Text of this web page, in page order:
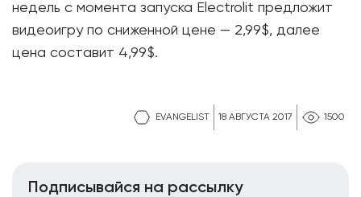
EVANGELIST 18 АВГУСТА 2017 1500
недель с момента запуска Electrolit предложит
видеоигру по сниженной цене — 2,99$, далее
цена составит 4,99$.
Подписывайся на рассылку